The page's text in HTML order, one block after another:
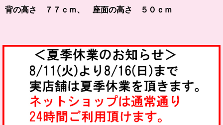
背の高さ ７７ｃｍ、 座面の高さ ５０ｃｍ